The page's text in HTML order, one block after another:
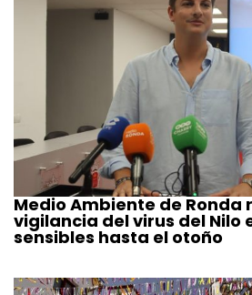
Medio Ambiente de Ronda
vigilancia del virus del Nilo
sensibles hasta el otoño